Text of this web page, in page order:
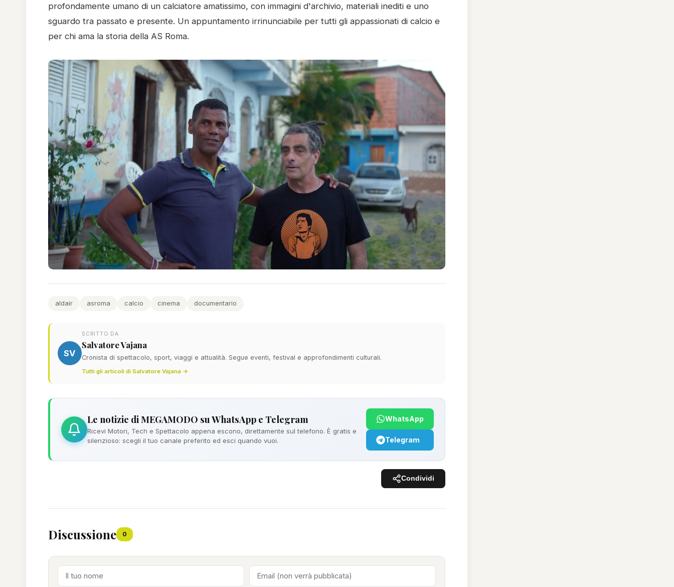
profondamente umano di un calciatore amatissimo, con immagini d'archivio, materiali inediti e uno
sguardo tra passato e presente. Un appuntamento irrinunciabile per tutti gli appassionati di calcio e
per chi ama la storia della AS Roma.
aldair asroma calcio cinema documentario
SV
SCRITTO DA
Salvatore Vajana
Cronista di spettacolo, sport, viaggi e attualità. Segue eventi, festival e approfondimenti culturali.
Tutti gli articoli di Salvatore Vajana →
Le notizie di MEGAMODO su WhatsApp e Telegram
Ricevi Motori, Tech e Spettacolo appena escono, direttamente sul telefono. È gratis e
silenzioso: scegli il tuo canale preferito ed esci quando vuoi.
WhatsApp
Telegram
Condividi
Discussione 0